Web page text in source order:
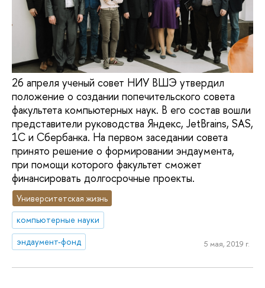
26 апреля ученый совет НИУ ВШЭ утвердил
положение о создании попечительского совета
факультета компьютерных наук. В его состав вошли
представители руководства Яндекс, JetBrains, SAS,
1С и Сбербанка. На первом заседании совета
принято решение о формировании эндаумента,
при помощи которого факультет сможет
финансировать долгосрочные проекты.
Университетская жизнь
компьютерные науки
эндаумент-фонд
5 мая, 2019 г.